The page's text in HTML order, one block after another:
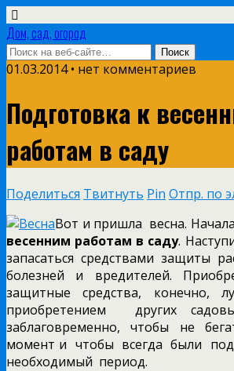
Дом, сад, огород
01.03.2014 • нет комментариев
Подготовка к
работам в саду
Поделиться Твитнуть Pin Отпр. по
Вот и пришла весна.
весенним работам в саду.
запасаться средствами защиты
болезней и вредителей.
защитные средства, конечно,
приобретением других
заблаговременно, чтобы не
момент и чтобы всегда были
необходимый период.